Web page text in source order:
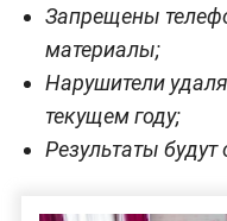
Запрещены
материалы;
Нарушители
текущем году;
Результаты